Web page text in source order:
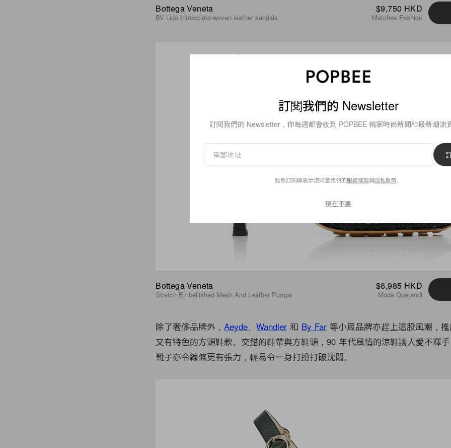
Bottega Veneta
BV Lido Intrecciato-woven leather sandals
$9,750 HKD
Matches Fashion
Bottega Veneta
Stretch Embellished Mesh And Leather Pumps
$6,985 HKD
Moda Operandi
除了奢侈品牌外，Aeyde、Wandler 和 By Far 等小眾品牌亦趕上這股風潮，
又有特色的方頭鞋款。交錯的鞋帶與方鞋頭，90 年代風情的涼鞋讓人愛不釋
靴子亦令線條更有張力，輕易令一身打扮打破沈悶。
訂閱我們的 Newsletter
訂閱我們的 Newsletter，你每週都會收到 POPBEE 獨家時尚新聞和最新潮流
點擊訂閱即表示您同意我們的服務條款與隱私政策
現在不要